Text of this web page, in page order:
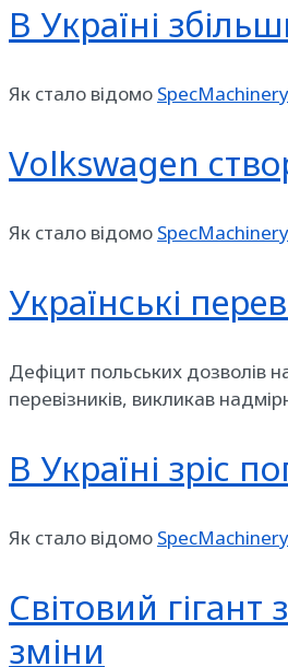
В Україні
Як стало відомо
Volkswagen
Як стало відомо
Українські
Дефіцит польських дозволів
перевізників, викликав
В Україні зріс
Як стало відомо
Світовий
зміни